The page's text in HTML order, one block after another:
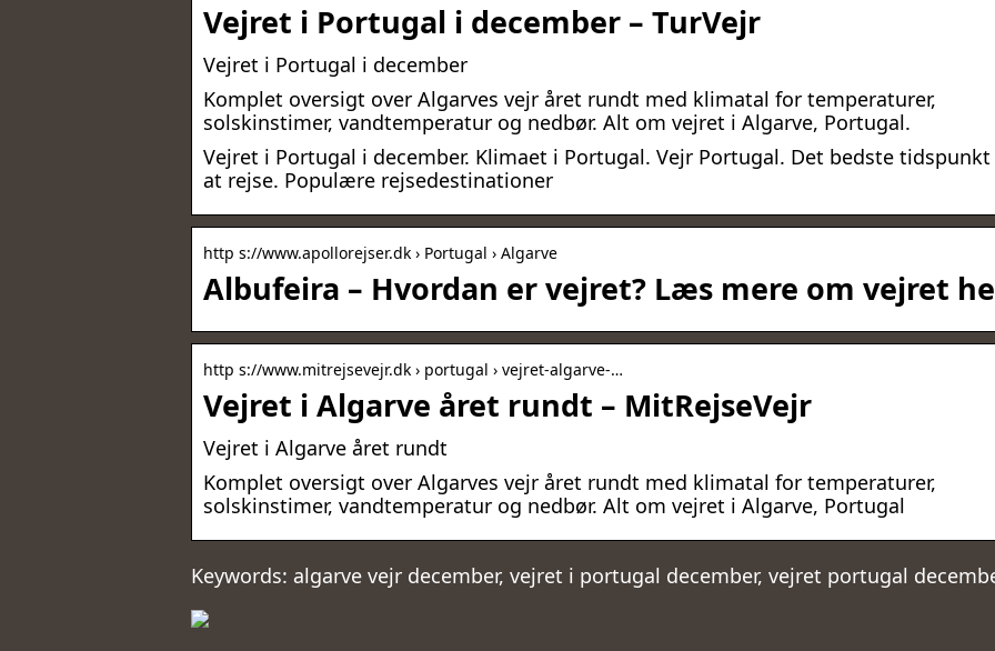
Vejret i Portugal i december – TurVejr
Vejret i Portugal i december
Komplet oversigt over Algarves vejr året rundt med klimatal for temperaturer,
solskinstimer, vandtemperatur og nedbør. Alt om vejret i Algarve, Portugal.
Vejret i Portugal i december. Klimaet i Portugal. Vejr Portugal. Det bedste tidspunkt
at rejse. Populære rejsedestinationer
http s://www.apollorejser.dk › Portugal › Algarve
Albufeira – Hvordan er vejret? Læs mere om vejret
http s://www.mitrejsevejr.dk › portugal › vejret-algarve-…
Vejret i Algarve året rundt – MitRejseVejr
Vejret i Algarve året rundt
Komplet oversigt over Algarves vejr året rundt med klimatal for temperaturer,
solskinstimer, vandtemperatur og nedbør. Alt om vejret i Algarve, Portugal
Keywords: algarve vejr december, vejret i portugal december, vejret portugal